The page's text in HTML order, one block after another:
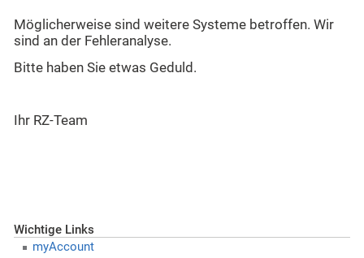
Möglicherweise sind weitere Systeme betroffen. Wir
sind an der Fehleranalyse.
Bitte haben Sie etwas Geduld.
Ihr RZ-Team
Wichtige Links
myAccount